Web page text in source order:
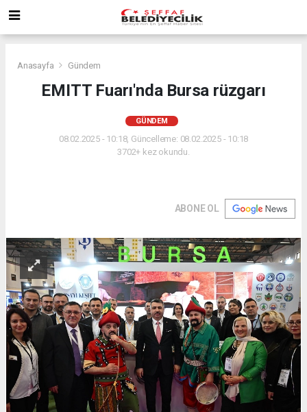
Anasayfa Gündem
EMITT Fuarı'nda Bursa rüzgarı
GÜNDEM
08.02.2025 - 10:18, Güncelleme: 08.02.2025 - 10:18
3702+ kez okundu.
ABONE OL